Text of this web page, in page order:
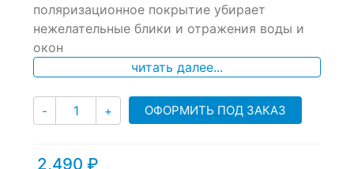
поляризационное покрытие убирает
нежелательные блики и отражения воды и
окон
читать далее...
- Количество
+ ОФОРМИТЬ ПОД ЗАКАЗ
2,490 ₽